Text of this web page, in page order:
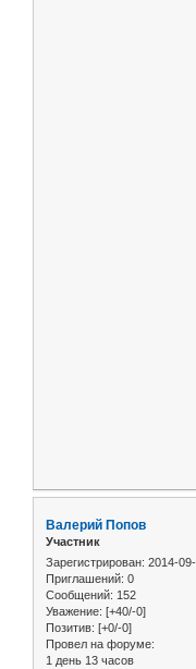
Валерий Попов
Участник
Зарегистрирован: 2014-
Приглашений: 0
Сообщений: 152
Уважение: [+40/-0]
Позитив: [+0/-0]
Провел на форуме:
1 день 13 часов